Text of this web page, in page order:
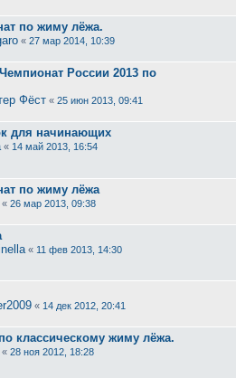
по жиму лёжа.
« 27 мар 2014, 10:39
России 2013 по
Фёст « 25 июн 2013, 09:41
для начинающих
« 14 май 2013, 16:54
по жиму лёжа
« 26 мар 2013, 09:38
« 11 фев 2013, 14:30
« 14 дек 2012, 20:41
классическому жиму лёжа.
« 28 ноя 2012, 18:28